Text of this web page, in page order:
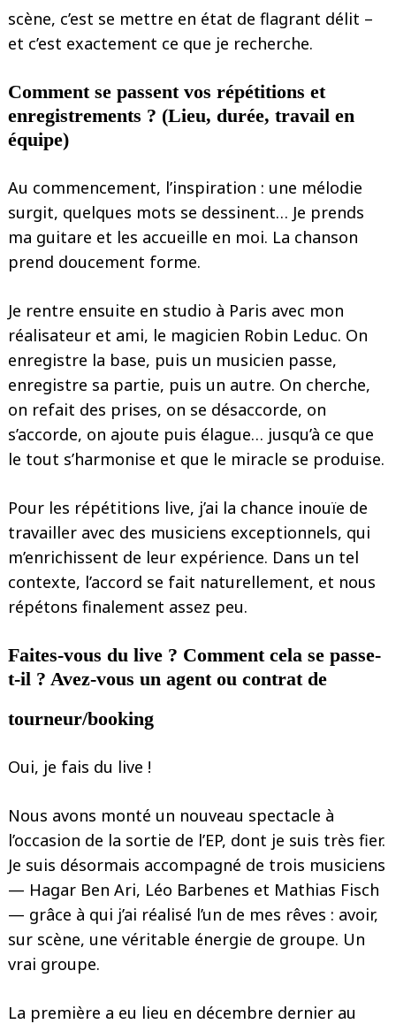
scène, c’est se mettre en état de flagrant délit –
et c’est exactement ce que je recherche.
Comment se passent vos répétitions et
enregistrements ? (Lieu, durée, travail en
équipe)
Au commencement, l’inspiration : une mélodie
surgit, quelques mots se dessinent… Je prends
ma guitare et les accueille en moi. La chanson
prend doucement forme.
Je rentre ensuite en studio à Paris avec mon
réalisateur et ami, le magicien Robin Leduc. On
enregistre la base, puis un musicien passe,
enregistre sa partie, puis un autre. On cherche,
on refait des prises, on se désaccorde, on
s’accorde, on ajoute puis élague… jusqu’à ce que
le tout s’harmonise et que le miracle se produise.
Pour les répétitions live, j’ai la chance inouïe de
travailler avec des musiciens exceptionnels, qui
m’enrichissent de leur expérience. Dans un tel
contexte, l’accord se fait naturellement, et nous
répétons finalement assez peu.
Faites-vous du live ? Comment cela se passe-
t-il ? Avez-vous un agent ou contrat de
tourneur/booking
Oui, je fais du live !
Nous avons monté un nouveau spectacle à
l’occasion de la sortie de l’EP, dont je suis très fier.
Je suis désormais accompagné de trois musiciens
— Hagar Ben Ari, Léo Barbenes et Mathias Fisch
— grâce à qui j’ai réalisé l’un de mes rêves : avoir,
sur scène, une véritable énergie de groupe. Un
vrai groupe.
La première a eu lieu en décembre dernier au
Search